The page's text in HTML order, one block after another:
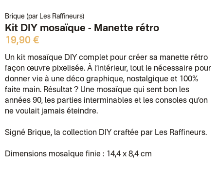
Brique (par Les Raffineurs)
Kit DIY mosaïque - Manette rétro
19,90 €
Un kit mosaïque DIY complet pour créer sa manette rétro
façon œuvre pixelisée. À l’intérieur, tout le nécessaire pour
donner vie à une déco graphique, nostalgique et 100%
faite main. Résultat ? Une mosaïque qui sent bon les
années 90, les parties interminables et les consoles qu’on
ne voulait jamais éteindre.
Signé Brique, la collection DIY craftée par Les Raffineurs.
Dimensions mosaïque finie : 14,4 x 8,4 cm